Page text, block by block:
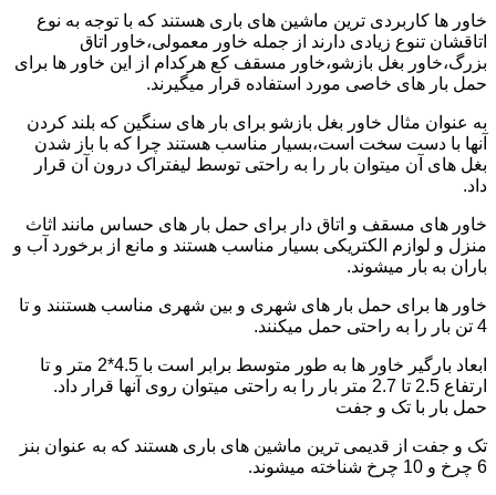
خاور ها کاربردی ترین ماشین های باری هستند که با توجه به نوع
اتاقشان تنوع زیادی دارند از جمله خاور معمولی،خاور اتاق
بزرگ،خاور بغل بازشو،خاور مسقف کع هرکدام از این خاور ها برای
حمل بار های خاصی مورد استفاده قرار میگیرند.
به عنوان مثال خاور بغل بازشو برای بار های سنگین که بلند کردن
آنها با دست سخت است،بسیار مناسب هستند چرا که با باز شدن
بغل های آن میتوان بار را به راحتی توسط لیفتراک درون آن قرار
داد.
خاور های مسقف و اتاق دار برای حمل بار های حساس مانند اثاث
منزل و لوازم الکتریکی بسیار مناسب هستند و مانع از برخورد آب و
باران به بار میشوند.
خاور ها برای حمل بار های شهری و بین شهری مناسب هستنند و تا
4 تن بار را به راحتی حمل میکنند.
ابعاد بارگیر خاور ها به طور متوسط برابر است با 4.5*2 متر و تا
ارتفاع 2.5 تا 2.7 متر بار را به راحتی میتوان روی آنها قرار داد.
حمل بار با تک و جفت
تک و جفت از قدیمی ترین ماشین های باری هستند که به عنوان بنز
6 چرخ و 10 چرخ شناخته میشوند.